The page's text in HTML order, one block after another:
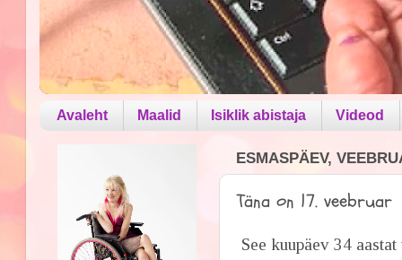
Avaleht Maalid Isiklik abistaja Videod
ESMASPÄEV,
Täna on 17. veebruar
See kuupäev 34